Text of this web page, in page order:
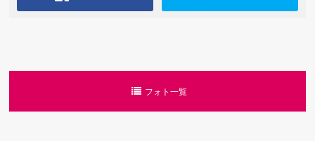
フォト一覧